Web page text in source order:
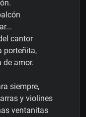
cantor
porteñita,
de amor.
siempre,
y violines
ventanitas